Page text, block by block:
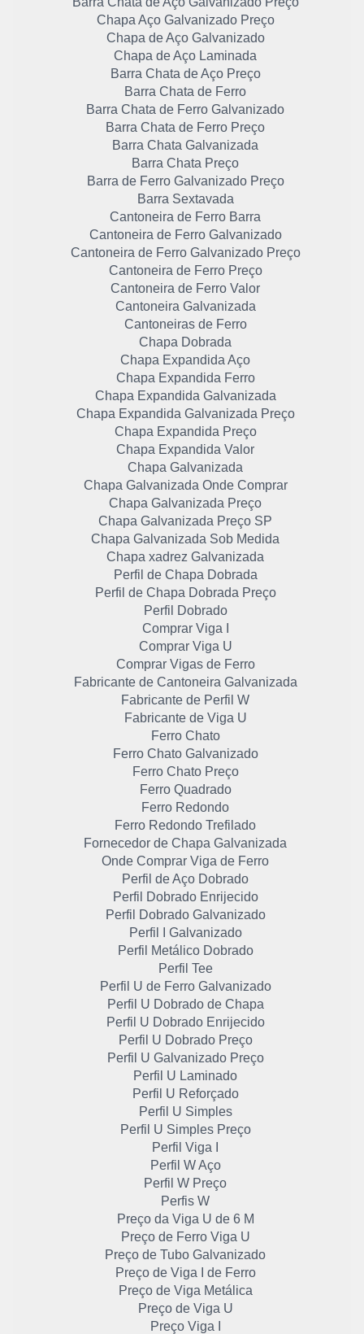
Chapa Aço Galvanizado Preço
Chapa de Aço Galvanizado
Chapa de Aço Laminada
Barra Chata de Aço Preço
Barra Chata de Ferro
Barra Chata de Ferro Galvanizado
Barra Chata de Ferro Preço
Barra Chata Galvanizada
Barra Chata Preço
Barra de Ferro Galvanizado Preço
Barra Sextavada
Cantoneira de Ferro Barra
Cantoneira de Ferro Galvanizado
Cantoneira de Ferro Galvanizado Preço
Cantoneira de Ferro Preço
Cantoneira de Ferro Valor
Cantoneira Galvanizada
Cantoneiras de Ferro
Chapa Dobrada
Chapa Expandida Aço
Chapa Expandida Ferro
Chapa Expandida Galvanizada
Chapa Expandida Galvanizada Preço
Chapa Expandida Preço
Chapa Expandida Valor
Chapa Galvanizada
Chapa Galvanizada Onde Comprar
Chapa Galvanizada Preço
Chapa Galvanizada Preço SP
Chapa Galvanizada Sob Medida
Chapa xadrez Galvanizada
Perfil de Chapa Dobrada
Perfil de Chapa Dobrada Preço
Perfil Dobrado
Comprar Viga I
Comprar Viga U
Comprar Vigas de Ferro
Fabricante de Cantoneira Galvanizada
Fabricante de Perfil W
Fabricante de Viga U
Ferro Chato
Ferro Chato Galvanizado
Ferro Chato Preço
Ferro Quadrado
Ferro Redondo
Ferro Redondo Trefilado
Fornecedor de Chapa Galvanizada
Onde Comprar Viga de Ferro
Perfil de Aço Dobrado
Perfil Dobrado Enrijecido
Perfil Dobrado Galvanizado
Perfil I Galvanizado
Perfil Metálico Dobrado
Perfil Tee
Perfil U de Ferro Galvanizado
Perfil U Dobrado de Chapa
Perfil U Dobrado Enrijecido
Perfil U Dobrado Preço
Perfil U Galvanizado Preço
Perfil U Laminado
Perfil U Reforçado
Perfil U Simples
Perfil U Simples Preço
Perfil Viga I
Perfil W Aço
Perfil W Preço
Perfis W
Preço da Viga U de 6 M
Preço de Ferro Viga U
Preço de Tubo Galvanizado
Preço de Viga I de Ferro
Preço de Viga Metálica
Preço de Viga U
Preço Viga I